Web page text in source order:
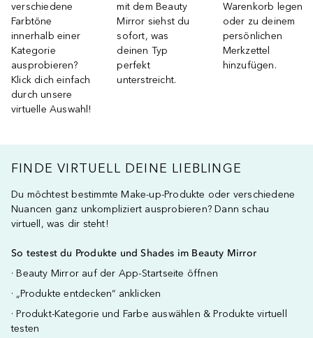
verschiedene
Farbtöne
innerhalb einer
Kategorie
ausprobieren?
Klick dich einfach
durch unsere
virtuelle Auswahl!
mit dem Beauty
Mirror siehst du
sofort, was
deinen Typ
perfekt
unterstreicht.
Warenkorb legen
oder zu deinem
persönlichen
Merkzettel
hinzufügen.
FINDE VIRTUELL DEINE LIEBLINGE
Du möchtest bestimmte Make-up-Produkte oder verschiedene
Nuancen ganz unkompliziert ausprobieren? Dann schau
virtuell, was dir steht!
So testest du Produkte und Shades im Beauty Mirror
· Beauty Mirror auf der App-Startseite öffnen
· „Produkte entdecken“ anklicken
· Produkt-Kategorie und Farbe auswählen & Produkte virtuell
testen